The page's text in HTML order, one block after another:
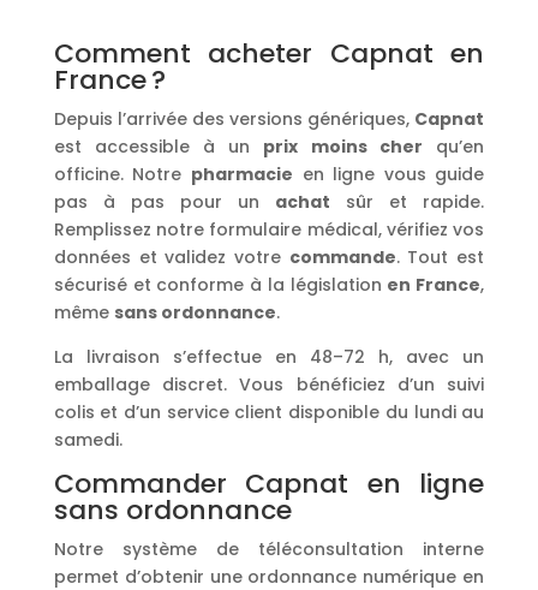
Comment acheter Capnat en
France ?
Depuis l’arrivée des versions génériques, Capnat
est accessible à un prix moins cher qu’en
officine. Notre pharmacie en ligne vous guide
pas à pas pour un achat sûr et rapide.
Remplissez notre formulaire médical, vérifiez vos
données et validez votre commande. Tout est
sécurisé et conforme à la législation en France,
même sans ordonnance.
La livraison s’effectue en 48–72 h, avec un
emballage discret. Vous bénéficiez d’un suivi
colis et d’un service client disponible du lundi au
samedi.
Commander Capnat en ligne
sans ordonnance
Notre système de téléconsultation interne
permet d’obtenir une ordonnance numérique en